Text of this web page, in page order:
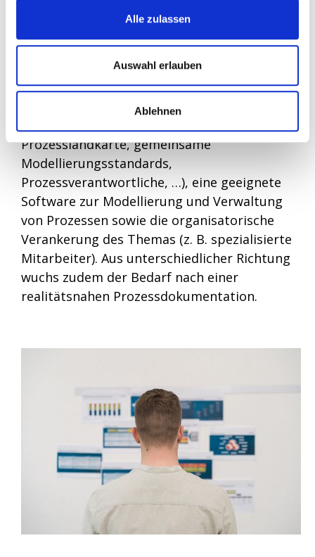
Alle zulassen
Auswahl erlauben
Ablehnen
nichts Neues, jedoch ging es darum, diese
Es wurde in einzelnen Bereichen bereits „in
Prozessen gedacht“ und vereinzelt bereits
Prozesse modelliert und dokumentiert.
Allerdings fehlten ein gemeinsamer
Prozesslandkarte, gemeinsame
Modellierungsstandards,
Prozessverantwortliche, …), eine geeignete
Software zur Modellierung und Verwaltung
von Prozessen sowie die organisatorische
Verankerung des Themas (z. B. spezialisierte
Mitarbeiter). Aus unterschiedlicher Richtung
wuchs zudem der Bedarf nach einer
realitätsnahen Prozessdokumentation.